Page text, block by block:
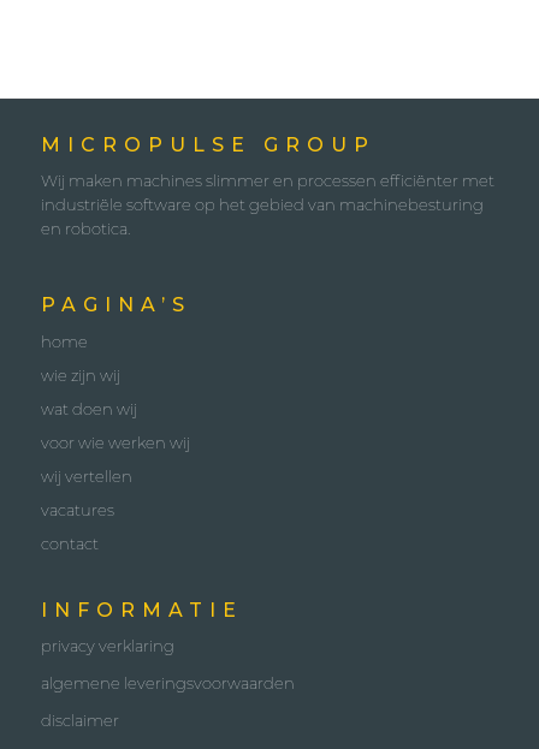
MICROPULSE GROUP
Wij maken machines slimmer en processen efficiënter met
industriële software op het gebied van machinebesturing
en robotica.
PAGINA’S
home
wie zijn wij
wat doen wij
voor wie werken wij
wij vertellen
vacatures
contact
INFORMATIE
privacy verklaring
algemene leveringsvoorwaarden
disclaimer